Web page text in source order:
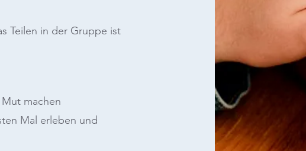
Teilen in der Gruppe ist
machen
Mal erleben und